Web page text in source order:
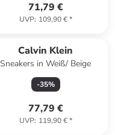
71,79 €
UVP: 109,90 €*
Calvin Klein
Sneakers in Weiß/ Beige
-35%
77,79 €
UVP: 119,90 €*